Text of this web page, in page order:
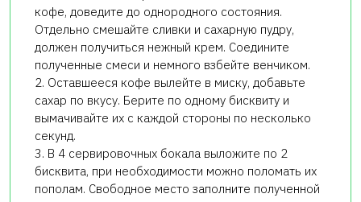
кофе, доведите до однородного состояния.
Отдельно смешайте сливки и сахарную пудру,
должен получиться нежный крем. Соедините
полученные смеси и немного взбейте венчиком.
2. Оставшееся кофе вылейте в миску, добавьте
сахар по вкусу. Берите по одному бисквиту и
вымачивайте их с каждой стороны по несколько
секунд.
3. В 4 сервировочных бокала выложите по 2
бисквита, при необходимости можно поломать их
пополам. Свободное место заполните полученной